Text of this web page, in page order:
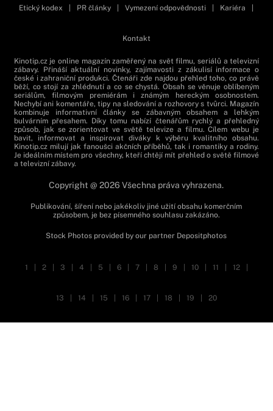
Etický kodex PR články Vymezení odpovědnosti Kariéra
Kontakt
Kinotip.cz je online magazín zaměřený na svět filmu, seriálů a televizní
zábavy. Přináší aktuální novinky, zajímavosti z zákulisí informace o
české i zahraniční produkci. Čtenáři zde najdou přehled toho, co právě
běží, co stojí za zhlédnutí a co se chystá. Obsah se věnuje oblíbeným
seriálům, filmovým premiérám i známým hereckým osobnostem.
Nechybí ani komentáře, tipy na sledování a rozhovory s tvůrci. Magazín
kombinuje informativní články se zábavným obsahem a lehkým
bulvárním přesahem. Díky tomu nabízí čtenářům rychlý a přehledný
způsob, jak se zorientovat ve světě televize a filmu. Cílem webu je
bavit, informovat a inspirovat diváky k výběru kvalitního obsahu.
Kinotip.cz milují jak fanoušci akčních příběhů, tak i romantiky a rodiny.
Je ideálním místem pro všechny, kteří chtějí mít přehled o světě filmové
a televizní zábavy.
Copyright @ 2026 Všechna práva vyhrazena.
Publikování, šíření nebo jakékoliv jiné užití obsahu komerčním
způsobem, je bez písemného souhlasu zakázáno.
Stock Photos provided by our partner Depositphotos
1 2 3 4 5 6 7 8 9 10 11 12
13 14 15 16 17 18 19 20